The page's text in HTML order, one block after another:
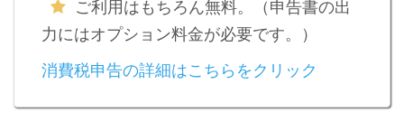
ご利用はもちろん無料。（申告書の出
力にはオプション料金が必要です。）
消費税申告の詳細はこちらをクリック